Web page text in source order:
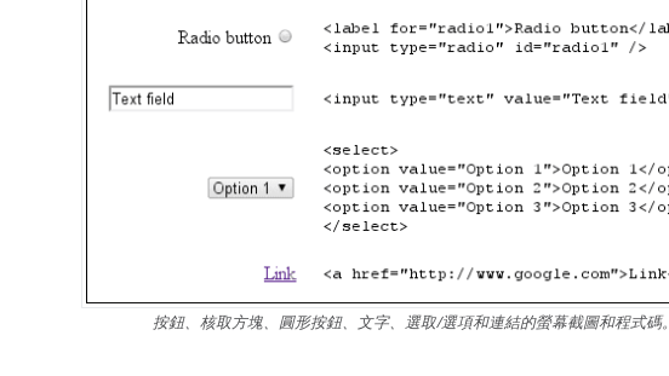
按鈕、核取方塊、圓形按鈕、文字、選取/選項和連結的螢幕截圖和程式碼。